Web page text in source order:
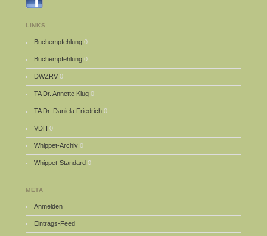
LINKS
Buchempfehlung 0
Buchempfehlung 0
DWZRV 0
TA Dr. Annette Klug 0
TA Dr. Daniela Friedrich 0
VDH 0
Whippet-Archiv 0
Whippet-Standard 0
META
Anmelden
Eintrags-Feed